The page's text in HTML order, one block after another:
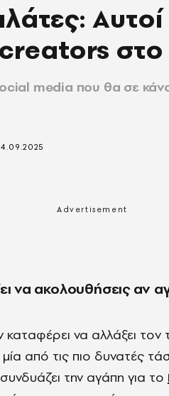
Αυτοί
media που θα σε
να ακολουθήσεις αν
να αλλάξει τον
από τις πιο δυνατές
την αγάπη για το